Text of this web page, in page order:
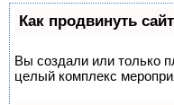
Как продвинуть
Вы создали или только
целый комплекс